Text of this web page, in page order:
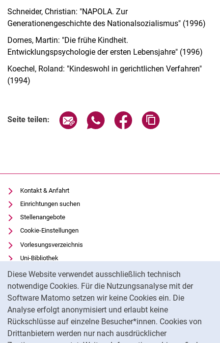
Diese Website verwendet ausschließlich technisch
notwendige Cookies. Für die Nutzungsanalyse mit der
Software Matomo setzen wir keine Cookies ein. Die
Analyse erfolgt anonymisiert und erlaubt keine
Rückschlüsse auf einzelne Besucher*innen. Cookies von
Drittanbietern werden nur nach ausdrücklicher
Schneider, Christian: "NAPOLA. Zur
Generationengeschichte des Nationalsozialismus" (1996)
Dornes, Martin: "Die frühe Kindheit.
Entwicklungspsychologie der ersten Lebensjahre" (1996)
Koechel, Roland: "Kindeswohl in gerichtlichen Verfahren"
(1994)
Seite teilen: Seite über E-Mail teilen
Seite über WhatsApp teilen
Seite über Facebook
Kontakt & Anfahrt
Einrichtungen suchen
Stellenangebote
Cookie-Einstellungen
Vorlesungsverzeichnis
Uni-Bibliothek
Moodle
Panopto
Datenschutz
Barrierefreiheit
Transparenter KI-Einsatz